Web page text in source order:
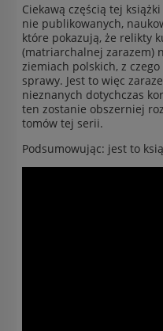
Ciekawą częścią tej
nie publikowanych,
które pokazują, że relikty
(matriarchalnej zarazem)
ziemiach polskich, z
sprawy. Jest to więc
nieznanych dotychczas
ten zostanie obszerniej
tomów tej serii.
Podsumowując: jest to